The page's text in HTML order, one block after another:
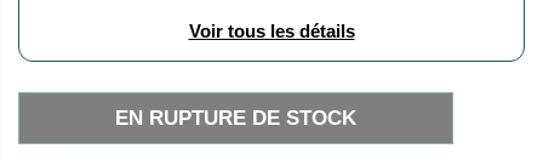
B
I
U
R
E
E
Voir tous les détails
EN RUPTURE DE STOCK